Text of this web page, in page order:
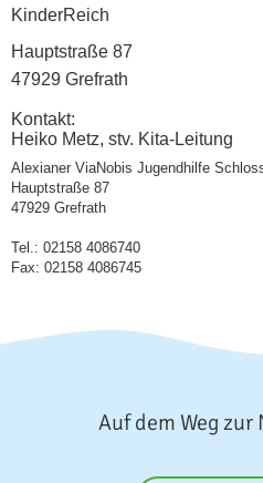
KinderReich
Hauptstraße 87
47929 Grefrath
Kontakt:
Heiko Metz, stv. Kita-Leitung
Alexianer ViaNobis Jugendhilfe
Hauptstraße 87
47929 Grefrath
Tel.: 02158 4086740
Fax: 02158 4086745
Auf dem Weg